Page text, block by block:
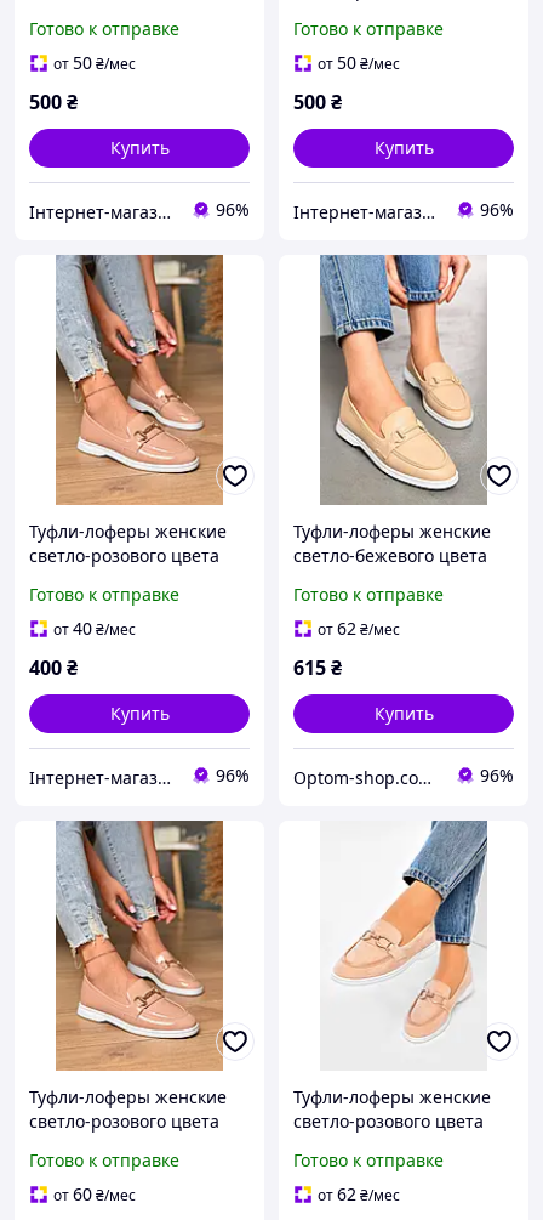
Готово к отправке
от50₴/мес
500₴
Купить
Інтернет-магазин 100500 96%
Готово к отправке
от50₴/мес
500₴
Купить
Інтернет-магазин 100500 96%
Туфли-лоферы женские
светло-розового цвета
Готово к отправке
от40₴/мес
400₴
Купить
Інтернет-магазин 100500 96%
Туфли-лоферы женские
светло-бежевого цвета
Готово к отправке
от62₴/мес
615₴
Купить
Optom-shop.com.ua - Оптовый интернет-магазин: Одежда и обувь оптом, нижнее белье недорого 96%
Туфли-лоферы женские
светло-розового цвета
Готово к отправке
от60₴/мес
Туфли-лоферы женские
светло-розового цвета
Готово к отправке
от62₴/мес